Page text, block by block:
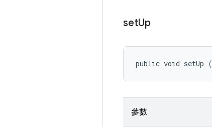
setUp
public void setUp (
參數